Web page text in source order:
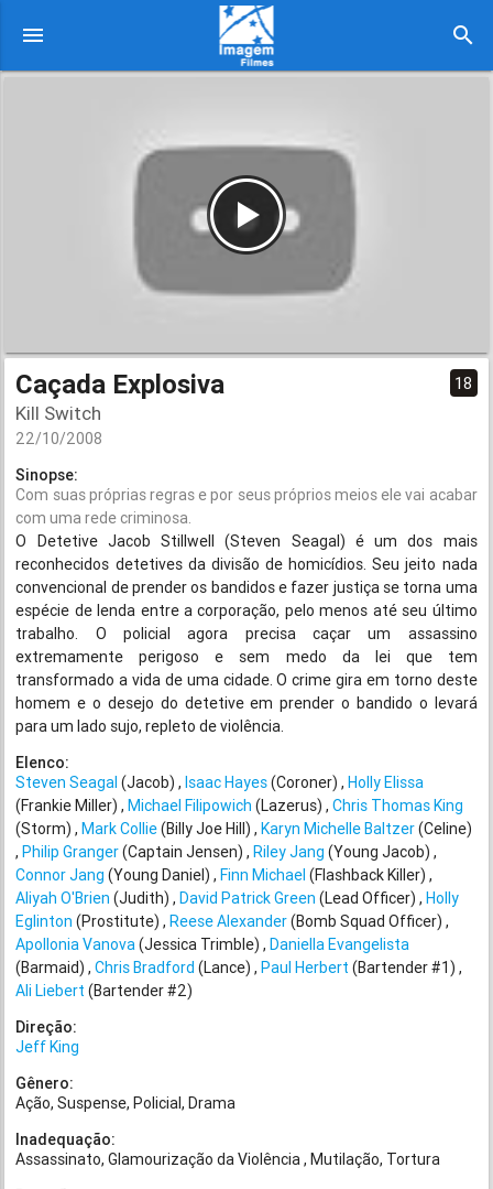
menu search
Caçada Explosiva 18
Kill Switch
22/10/2008
Sinopse:
Com suas próprias regras e por seus próprios meios ele vai acabar
com uma rede criminosa.
O Detetive Jacob Stillwell (Steven Seagal) é um dos mais
reconhecidos detetives da divisão de homicídios. Seu jeito nada
convencional de prender os bandidos e fazer justiça se torna uma
espécie de lenda entre a corporação, pelo menos até seu último
trabalho. O policial agora precisa caçar um assassino
extremamente perigoso e sem medo da lei que tem
transformado a vida de uma cidade. O crime gira em torno deste
homem e o desejo do detetive em prender o bandido o levará
para um lado sujo, repleto de violência.
Elenco:
Steven Seagal (Jacob) Isaac Hayes(Coroner) Holly Elissa
(Frankie Miller) Michael Filipowich (Lazerus) Chris Thomas King
(Storm) Mark Collie(Billy Joe Hill) Karyn Michelle Baltzer(Celine)
Philip Granger(Captain Jensen) Riley Jang (Young Jacob)
Connor Jang (Young Daniel) Finn Michael (Flashback Killer)
Aliyah O'Brien (Judith) David Patrick Green (Lead Officer) Holly
Eglinton (Prostitute) Reese Alexander(Bomb Squad Officer)
Apollonia Vanova(Jessica Trimble) Daniella Evangelista
(Barmaid) Chris Bradford (Lance) Paul Herbert (Bartender #1)
Ali Liebert (Bartender #2)
Direção:
Jeff King
Gênero:
Ação Suspense Policial Drama
Inadequação:
Assassinato Glamourização da Violência Mutilação Tortura